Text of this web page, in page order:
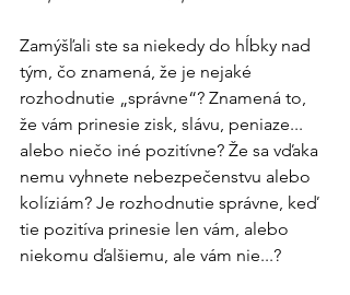
Zamýšľali ste sa niekedy do hĺbky nad
tým, čo znamená, že je nejaké
rozhodnutie „správne“? Znamená to,
že vám prinesie zisk, slávu, peniaze...
alebo niečo iné pozitívne? Že sa vďaka
nemu vyhnete nebezpečenstvu alebo
kolíziám? Je rozhodnutie správne, keď
tie pozitíva prinesie len vám, alebo
niekomu ďalšiemu, ale vám nie...?